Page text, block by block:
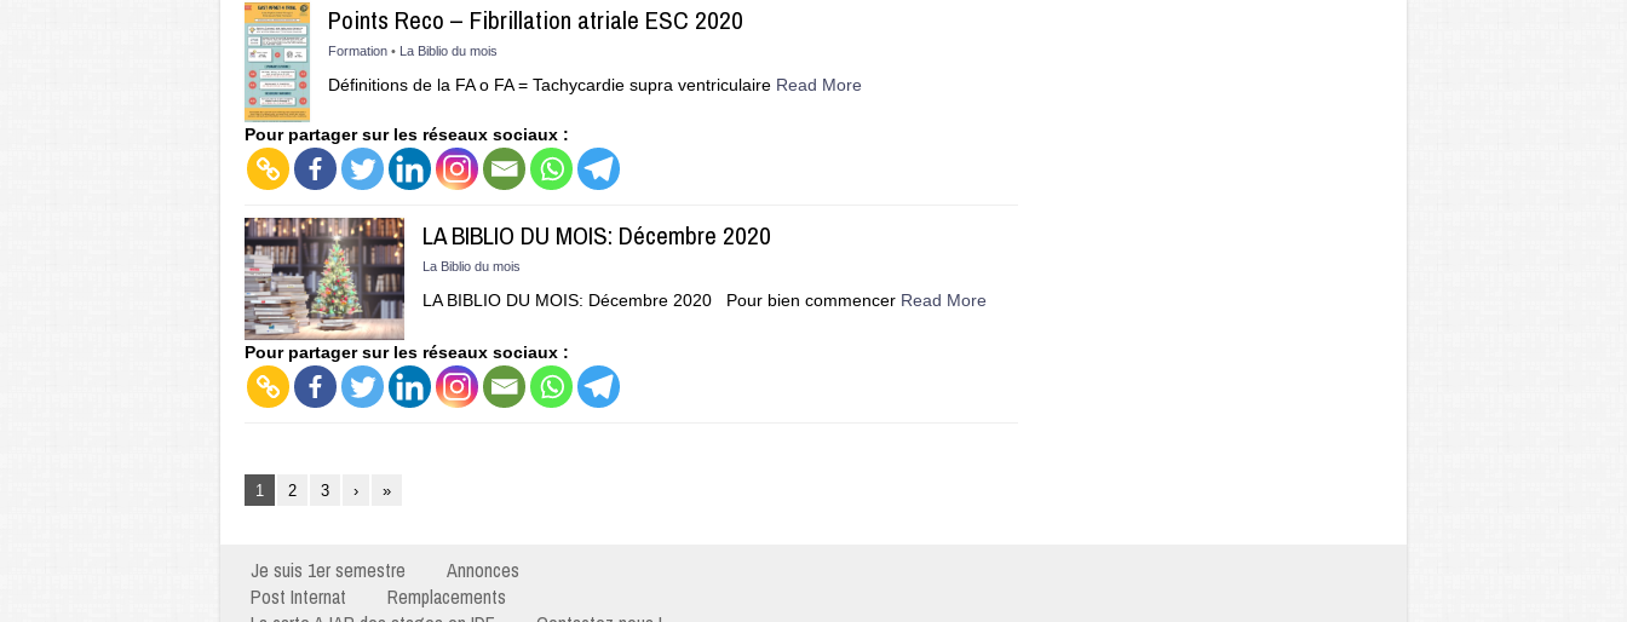
Points Reco – Fibrillation atriale ESC 2020
Formation • La Biblio du mois
Définitions de la FA o FA = Tachycardie supra ventriculaire Read More
Pour partager sur les réseaux sociaux :
LA BIBLIO DU MOIS: Décembre 2020
La Biblio du mois
LA BIBLIO DU MOIS: Décembre 2020 Pour bien commencer Read More
Pour partager sur les réseaux sociaux :
1 2 3 › »
Je suis 1er semestre
Annonces
Post Internat
Remplacements